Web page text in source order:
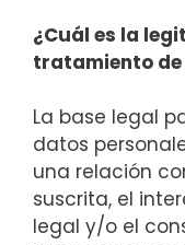
¿Cuál es la
tratamiento
La base legal
datos
una relación
suscrita, el
legal y/o el